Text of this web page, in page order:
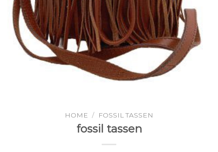
HOME / FOSSIL TASSEN
fossil tassen